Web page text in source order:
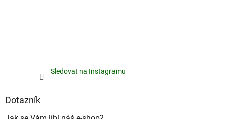
Sledovat na Instagramu
Dotazník